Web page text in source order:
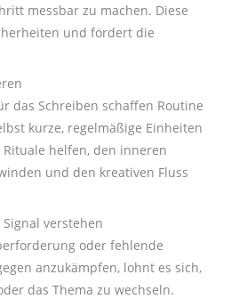
messbar zu machen. Diese
und fördert die
das Schreiben schaffen Routine
kurze, regelmäßige Einheiten
helfen, den inneren
und den kreativen Fluss
verstehen
oder fehlende
anzukämpfen, lohnt es sich,
das Thema zu wechseln.